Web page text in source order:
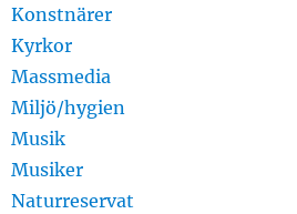
Konstnärer
Kyrkor
Massmedia
Miljö/hygien
Musik
Musiker
Naturreservat